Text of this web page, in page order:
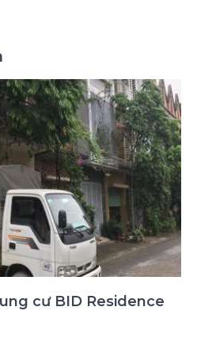
cư BID Residence